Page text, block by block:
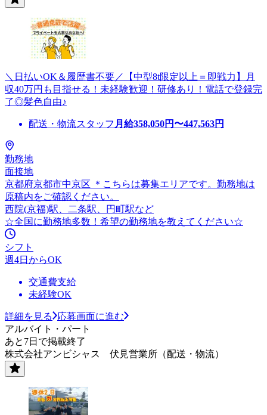
＼日払いOK＆履歴書不要／【中型8t限定以上＝即戦力】月
収40万円も目指せる！未経験歓迎！研修あり！電話で登録完
了◎髪色自由♪
配送・物流スタッフ 月給358,050円〜447,563円
勤務地
面接地
京都府京都市中京区 ＊こちらは募集エリアです。勤務地は
原稿内をご確認ください。
西院(京福)駅、二条駅、円町駅など
☆全国に勤務地多数！希望の勤務地を教えてください☆
シフト
週4日からOK
交通費支給
未経験OK
詳細を見る
応募画面に進む
アルバイト・パート
あと7日で掲載終了
株式会社アンビシャス 伏見営業所（配送・物流）